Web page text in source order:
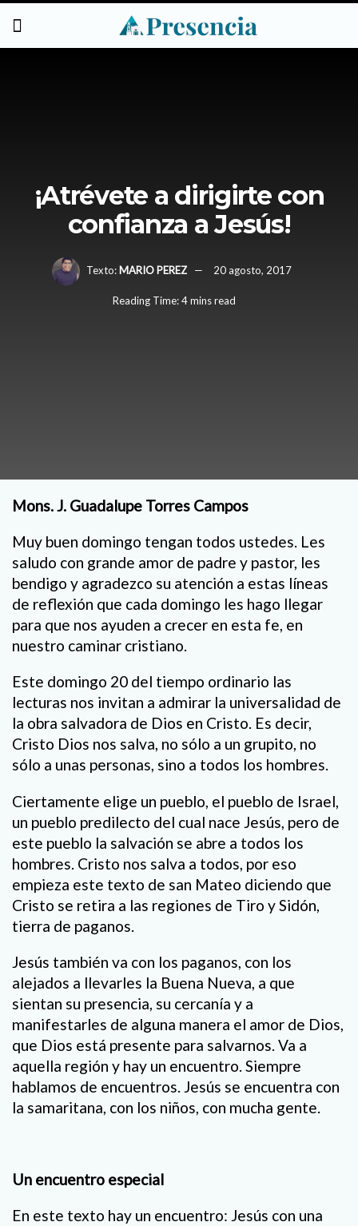
¡Atrévete a dirigirte con
confianza a Jesús!
Texto: MARIO PEREZ 20 agosto, 2017
Reading Time: 4 mins read
Mons. J. Guadalupe Torres Campos
Muy buen domingo tengan todos ustedes. Les
saludo con grande amor de padre y pastor, les
bendigo y agradezco su atención a estas líneas
de reflexión que cada domingo les hago llegar
para que nos ayuden a crecer en esta fe, en
nuestro caminar cristiano.
Este domingo 20 del tiempo ordinario las
lecturas nos invitan a admirar la universalidad de
la obra salvadora de Dios en Cristo. Es decir,
Cristo Dios nos salva, no sólo a un grupito, no
sólo a unas personas, sino a todos los hombres.
Ciertamente elige un pueblo, el pueblo de Israel,
un pueblo predilecto del cual nace Jesús, pero de
este pueblo la salvación se abre a todos los
hombres. Cristo nos salva a todos, por eso
empieza este texto de san Mateo diciendo que
Cristo se retira a las regiones de Tiro y Sidón,
tierra de paganos.
Jesús también va con los paganos, con los
alejados a llevarles la Buena Nueva, a que
sientan su presencia, su cercanía y a
manifestarles de alguna manera el amor de Dios,
que Dios está presente para salvarnos. Va a
aquella región y hay un encuentro. Siempre
hablamos de encuentros. Jesús se encuentra con
la samaritana, con los niños, con mucha gente.
Un encuentro especial
En este texto hay un encuentro: Jesús con una